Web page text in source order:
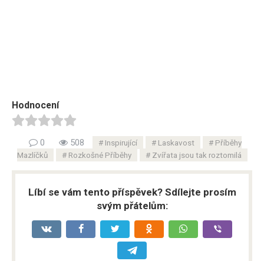
Hodnocení
0 508 Inspirující Laskavost
Příběhy
Mazlíčků
Rozkošné Příběhy Zvířata jsou tak roztomilá
Líbí se vám tento příspěvek? Sdílejte prosím
svým přátelům: